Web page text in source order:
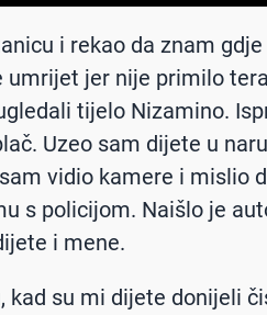
i rekao da znam gdje
umrijet jer nije primilo
tijelo Nizamino.
Uzeo sam dijete u
vidio kamere i mislio
s policijom. Naišlo je
i mene.
kad su mi dijete donijeli